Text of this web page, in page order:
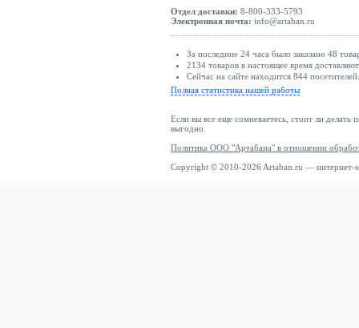
Отдел доставки: 8-800-333-5793
Электронная почта: info@artaban.ru
За последние 24 часа было заказано 48
2134 товаров в настоящее время
Сейчас на сайте находится 844 посетителей.
Полная статистика нашей работы
Если вы все еще сомневаетесь, стоит ли делать
выгодно.
Политика ООО "Артабана" в отношении
Copyright © 2010-2026 Artaban.ru — интернет-